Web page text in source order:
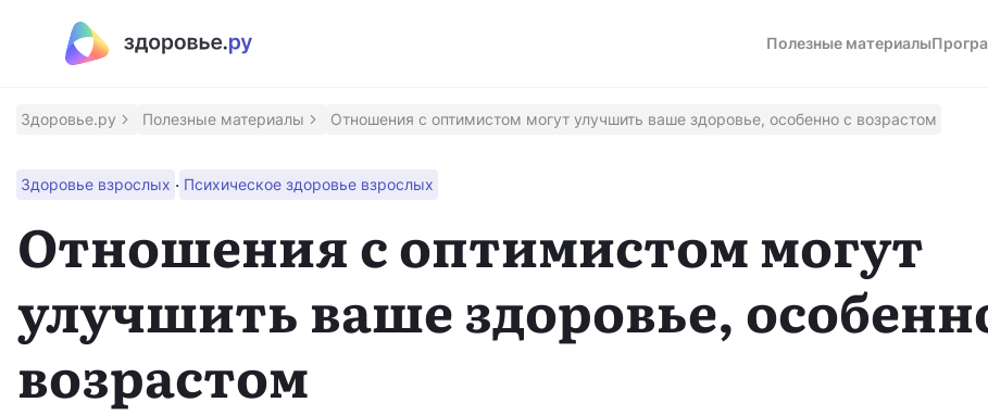
Полезные материалы
Здоровье.ру Полезные материалы Отношения с оптимистом могут улучшить ваше здоровье, особенно с возрастом
Здоровье взрослых · Психическое здоровье взрослых
Отношения с оптимистом могут
улучшить ваше здоровье,
возрастом
Полезные материалы
Программы
Восстановление после инсульта
Контроль над псориазом
Программа для людей с ВМД и ДМО